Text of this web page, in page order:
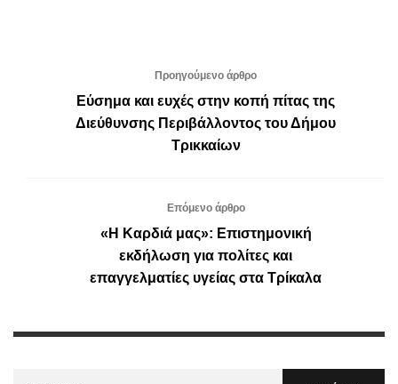
Προηγούμενο άρθρο
Εύσημα και ευχές στην κοπή πίτας της
Διεύθυνσης Περιβάλλοντος του Δήμου
Τρικκαίων
Επόμενο άρθρο
«Η Καρδιά μας»: Επιστημονική
εκδήλωση για πολίτες και
επαγγελματίες υγείας στα Τρίκαλα